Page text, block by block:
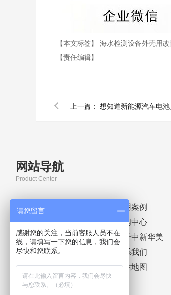
【本文标签】 海水检测设备外壳用
【责任编辑】
上一篇：
网站导航
Product Center
首页
应用案例
染色塑料颗粒
新闻中心
免喷涂塑料颗粒
关于中新华美
产品中心
联系我们
定制实力
网站地图
请您留言
感谢您的关注，当前客服人员不在
线，请填写一下您的信息，我们会
尽快和您联系。